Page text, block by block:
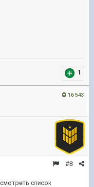
1
16 543
#8
список